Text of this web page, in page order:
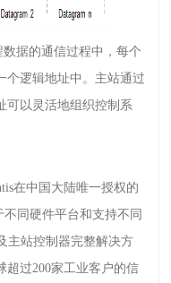
据的通信过程中，每个
个逻辑地址中。主站通过
可以灵活地组织控制系
在中国大陆唯一授权的
同硬件平台和支持不同
主站控制器完整解决方
超过200家工业客户的信